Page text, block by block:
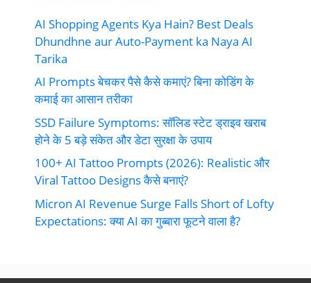
AI Shopping Agents Kya Hain? Best Deals
Dhundhne aur Auto-Payment ka Naya AI
Tarika
AI Prompts बेचकर पैसे कैसे कमाएं? बिना कोडिंग के
कमाई का आसान तरीका
SSD Failure Symptoms: सॉलिड स्टेट ड्राइव खराब
होने के 5 बड़े संकेत और डेटा सुरक्षा के उपाय
100+ AI Tattoo Prompts (2026): Realistic और
Viral Tattoo Designs कैसे बनाएं?
Micron AI Revenue Surge Falls Short of Lofty
Expectations: क्या AI का गुब्बारा फूटने वाला है?